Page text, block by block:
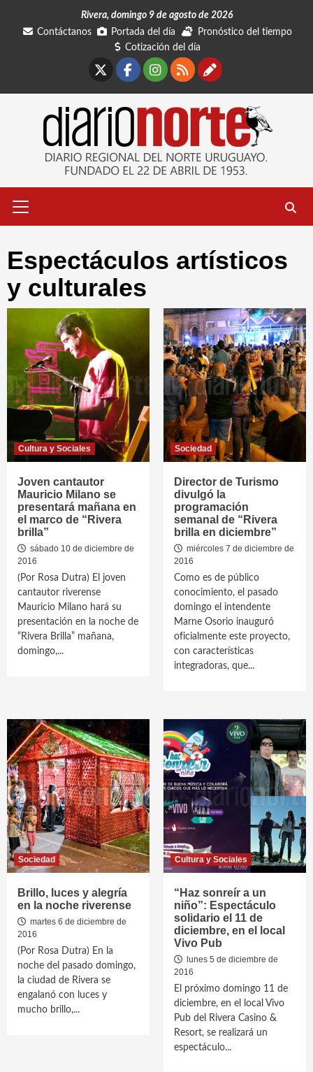
Rivera, domingo 9 de agosto de 2026
Contáctanos
Portada del día
Pronóstico del tiempo
Cotización del día
Facebook
Instagram
RSSContáctanos
primario
Espectáculos artísticos
y culturales
Cultura y Sociales
Joven cantautor
Mauricio Milano se
presentará mañana en
el marco de “Rivera
brilla”
sábado 10 de diciembre de
2016
(Por Rosa Dutra) El joven
cantautor riverense
Mauricio Milano hará su
presentación en la noche de
“Rivera Brilla” mañana,
domingo,...
Sociedad
Director de Turismo
divulgó la
programación
semanal de “Rivera
brilla en diciembre”
miércoles 7 de diciembre de
2016
Como es de público
conocimiento, el pasado
domingo el intendente
Marne Osorio inauguró
oficialmente este proyecto,
con características
integradoras, que...
Sociedad
Brillo, luces y alegría
en la noche riverense
martes 6 de diciembre de
2016
(Por Rosa Dutra) En la
noche del pasado domingo,
la ciudad de Rivera se
engalanó con luces y
mucho brillo,...
Cultura y Sociales
“Haz sonreír a un
niño”: Espectáculo
solidario el 11 de
diciembre, en el local
Vivo Pub
lunes 5 de diciembre de
2016
El próximo domingo 11 de
diciembre, en el local Vivo
Pub del Rivera Casino &
Resort, se realizará un
espectáculo...